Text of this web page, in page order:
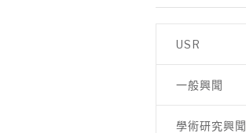
USR
一般興聞
學術研究興聞